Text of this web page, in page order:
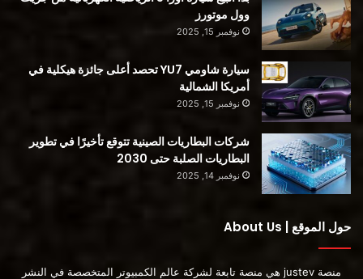
وول موتورز
نوفمبر 15, 2025
سيارة شاومي YU7 تحصد أعلى جائزة هيكلية في
أمريكا الشمالية
نوفمبر 15, 2025
شركات البطاريات الصينية تتوقع تأخيرًا في تطوير
البطاريات الصلبة حتى 2030
نوفمبر 14, 2025
حول الموقع | About Us
منصة justev هي منصة تابعة لشركة عالم الكمبيوتر المتخصصة في النشر